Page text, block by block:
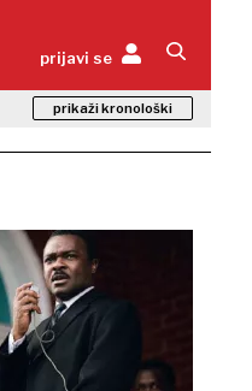
prijavi se
prikaži kronološki